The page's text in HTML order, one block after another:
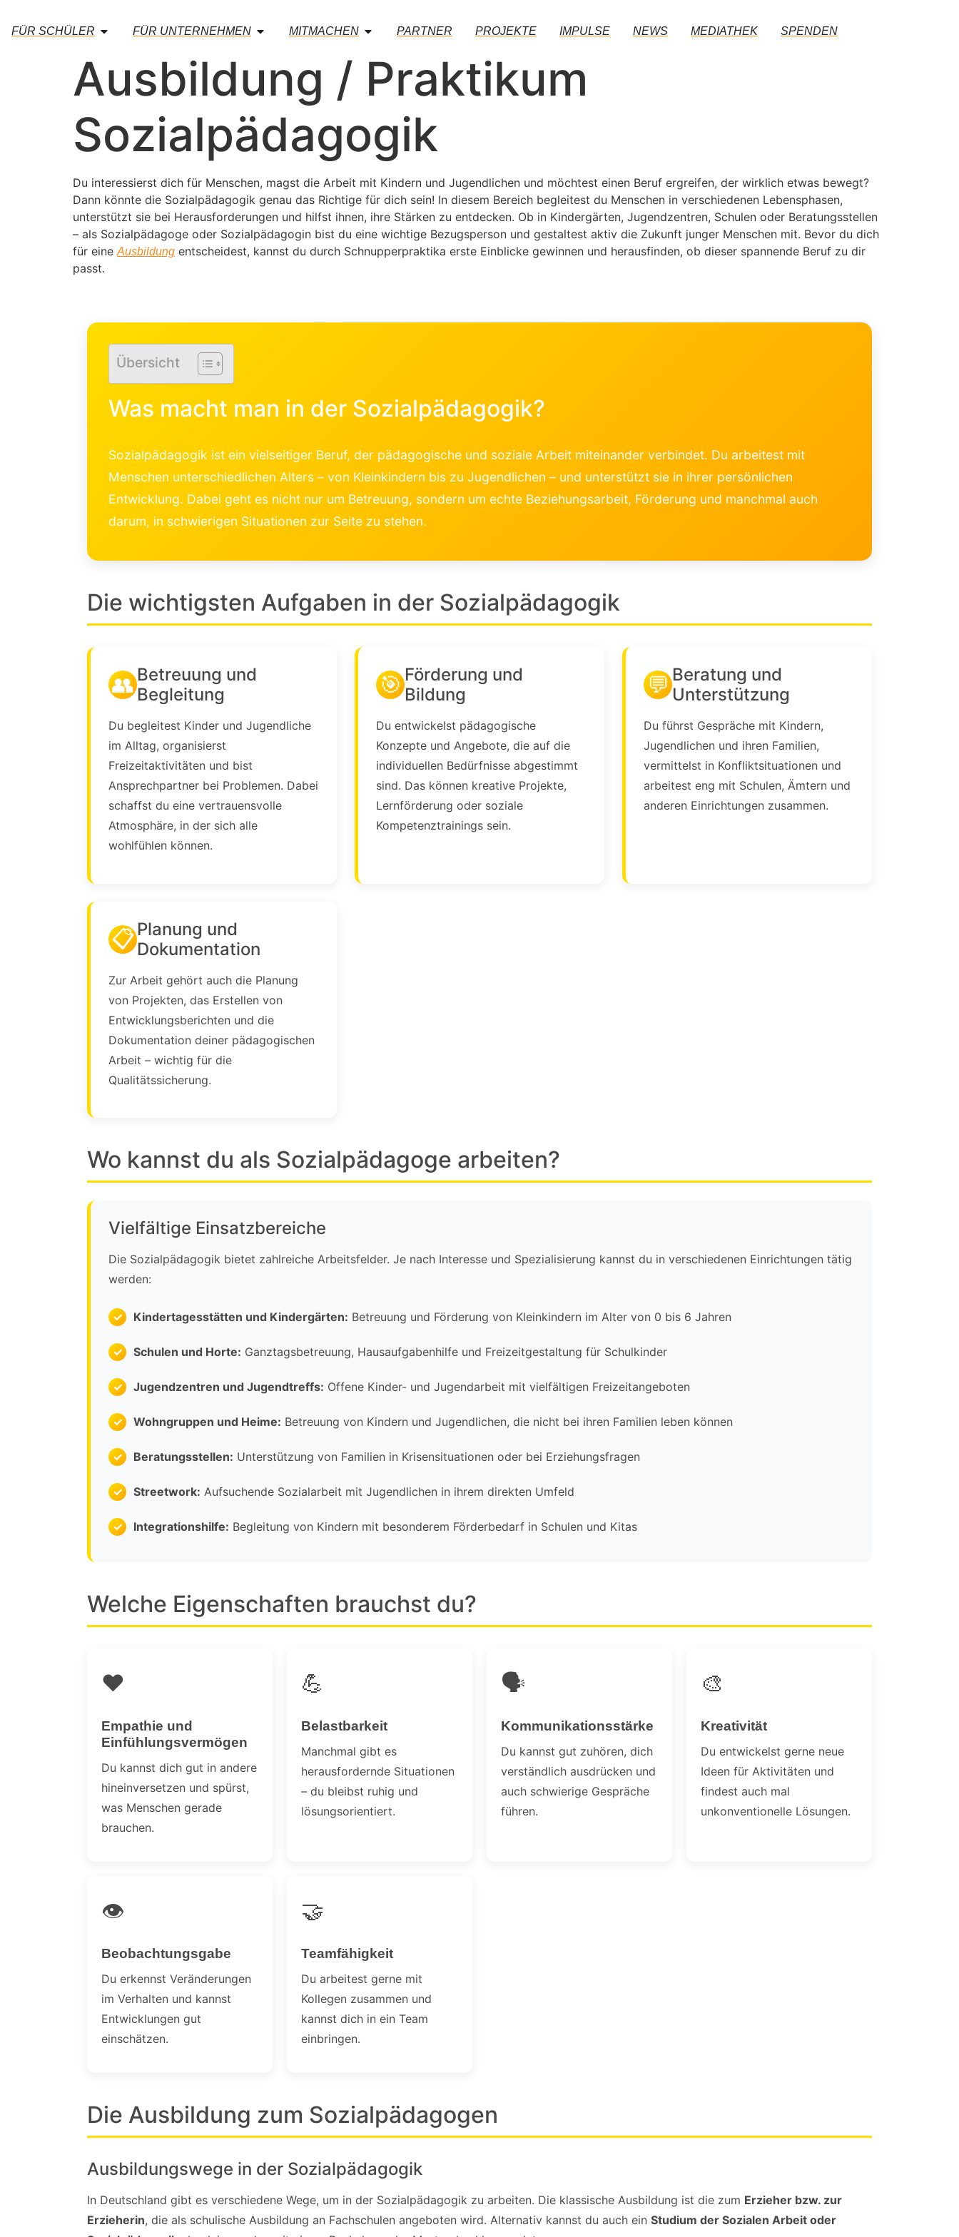
FÜR SCHÜLER FÜR UNTERNEHMEN MITMACHEN PARTNER PROJEKTE IMPULSE NEWS MEDIATHEK SPENDEN
Ausbildung / Praktikum
Sozialpädagogik
Du interessierst dich für Menschen, magst die Arbeit mit Kindern und Jugendlichen und möchtest einen Beruf ergreifen, der wirklich etwas bewegt?
Dann könnte die Sozialpädagogik genau das Richtige für dich sein! In diesem Bereich begleitest du Menschen in verschiedenen Lebensphasen,
unterstützt sie bei Herausforderungen und hilfst ihnen, ihre Stärken zu entdecken. Ob in Kindergärten, Jugendzentren, Schulen oder Beratungsstellen
– als Sozialpädagoge oder Sozialpädagogin bist du eine wichtige Bezugsperson und gestaltest aktiv die Zukunft junger Menschen mit. Bevor du dich
für eineAusbildung entscheidest, kannst du durch Schnupperpraktika erste Einblicke gewinnen und herausfinden, ob dieser spannende Beruf zu dir
passt.
Übersicht
Was macht man in der Sozialpädagogik?
Sozialpädagogik ist ein vielseitiger Beruf, der pädagogische und soziale Arbeit miteinander verbindet. Du arbeitest mit
Menschen unterschiedlichen Alters – von Kleinkindern bis zu Jugendlichen – und unterstützt sie in ihrer persönlichen
Entwicklung. Dabei geht es nicht nur um Betreuung, sondern um echte Beziehungsarbeit, Förderung und manchmal auch
darum, in schwierigen Situationen zur Seite zu stehen.
Die wichtigsten Aufgaben in der Sozialpädagogik
👥 Betreuung und
Begleitung
Du begleitest Kinder und Jugendliche
im Alltag, organisierst
Freizeitaktivitäten und bist
Ansprechpartner bei Problemen. Dabei
schaffst du eine vertrauensvolle
Atmosphäre, in der sich alle
wohlfühlen können.
🎯 Förderung und
Bildung
Du entwickelst pädagogische
Konzepte und Angebote, die auf die
individuellen Bedürfnisse abgestimmt
sind. Das können kreative Projekte,
Lernförderung oder soziale
Kompetenztrainings sein.
💬 Beratung und
Unterstützung
Du führst Gespräche mit Kindern,
Jugendlichen und ihren Familien,
vermittelst in Konfliktsituationen und
arbeitest eng mit Schulen, Ämtern und
anderen Einrichtungen zusammen.
📋Planung und
Dokumentation
Zur Arbeit gehört auch die Planung
von Projekten, das Erstellen von
Entwicklungsberichten und die
Dokumentation deiner pädagogischen
Arbeit – wichtig für die
Qualitätssicherung.
Wo kannst du als Sozialpädagoge arbeiten?
Vielfältige Einsatzbereiche
Die Sozialpädagogik bietet zahlreiche Arbeitsfelder. Je nach Interesse und Spezialisierung kannst du in verschiedenen Einrichtungen tätig
werden:
Kindertagesstätten und Kindergärten: Betreuung und Förderung von Kleinkindern im Alter von 0 bis 6 Jahren
Schulen und Horte: Ganztagsbetreuung, Hausaufgabenhilfe und Freizeitgestaltung für Schulkinder
Jugendzentren und Jugendtreffs: Offene Kinder- und Jugendarbeit mit vielfältigen Freizeitangeboten
Wohngruppen und Heime: Betreuung von Kindern und Jugendlichen, die nicht bei ihren Familien leben können
Beratungsstellen: Unterstützung von Familien in Krisensituationen oder bei Erziehungsfragen
Streetwork: Aufsuchende Sozialarbeit mit Jugendlichen in ihrem direkten Umfeld
Integrationshilfe: Begleitung von Kindern mit besonderem Förderbedarf in Schulen und Kitas
Welche Eigenschaften brauchst du?
❤️
Empathie und
Einfühlungsvermögen
Du kannst dich gut in andere
hineinversetzen und spürst,
was Menschen gerade
brauchen.
💪
Belastbarkeit
Manchmal gibt es
herausfordernde Situationen
– du bleibst ruhig und
lösungsorientiert.
🗣️
Kommunikationsstärke
Du kannst gut zuhören, dich
verständlich ausdrücken und
auch schwierige Gespräche
führen.
🎨
Kreativität
Du entwickelst gerne neue
Ideen für Aktivitäten und
findest auch mal
unkonventionelle Lösungen.
👁️
Beobachtungsgabe
Du erkennst Veränderungen
im Verhalten und kannst
Entwicklungen gut
einschätzen.
🤝
Teamfähigkeit
Du arbeitest gerne mit
Kollegen zusammen und
kannst dich in ein Team
einbringen.
Die Ausbildung zum Sozialpädagogen
Ausbildungswege in der Sozialpädagogik
In Deutschland gibt es verschiedene Wege, um in der Sozialpädagogik zu arbeiten. Die klassische Ausbildung ist die zum Erzieher bzw. zur
Erzieherin, die als schulische Ausbildung an Fachschulen angeboten wird. Alternativ kannst du auch ein Studium der Sozialen Arbeit oder